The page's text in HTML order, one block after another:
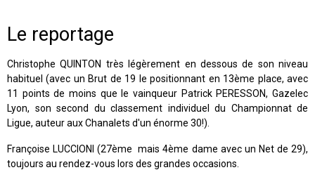
Le reportage
Christophe QUINTON très légèrement en dessous de son niveau
habituel (avec un Brut de 19 le positionnant en 13ème place, avec
11 points de moins que le vainqueur Patrick PERESSON, Gazelec
Lyon, son second du classement individuel du Championnat de
Ligue, auteur aux Chanalets d'un énorme 30!).
Françoise LUCCIONI (27ème mais 4ème dame avec un Net de 29),
toujours au rendez-vous lors des grandes occasions.